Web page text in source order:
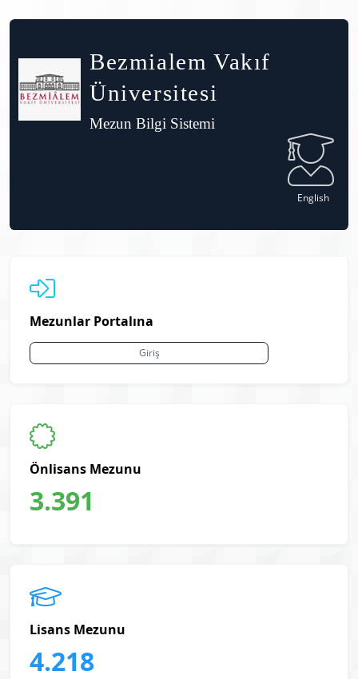
Bezmialem Vakıf
Üniversitesi
Mezun Bilgi Sistemi
English
Mezunlar Portalına
Giriş
Önlisans Mezunu
3.391
Lisans Mezunu
4.218